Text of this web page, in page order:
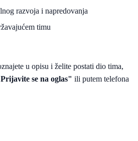
razvoja i napredovanja
timu
u opisu i želite postati dio tima,
se na oglas" ili putem telefona